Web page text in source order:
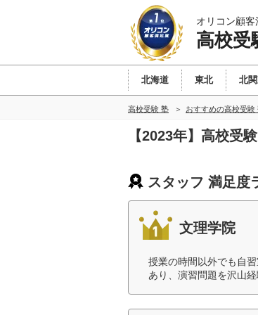
オリコン顧
高校受
北海道 東北 北
高校受験 塾 おすすめの高校受験
【2023年】高校受
スタッフ 満足度
文理学院
授業の時間以外でも自
あり、演習問題を沢山